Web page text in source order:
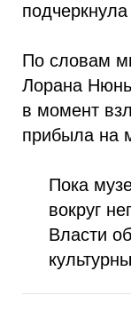
По словам
Лорана
в момент
прибыла на
Пока
вокруг
Власти